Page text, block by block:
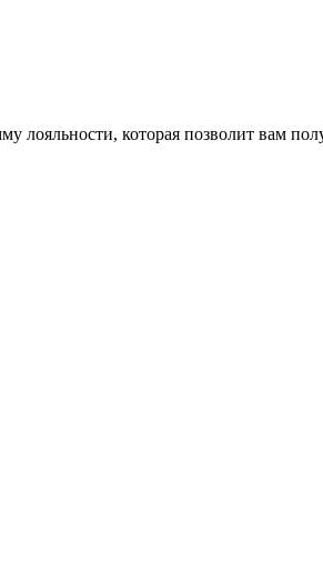
которая позволит вам